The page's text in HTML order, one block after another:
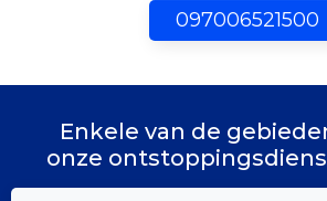
097006521500
Enkele van de
onze